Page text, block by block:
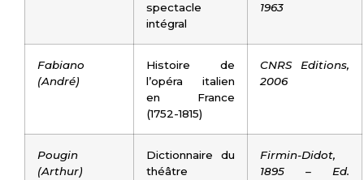
spectacle
intégral
1963
Fabiano
(André)
Histoire de
l’opéra italien
en France
(1752-1815)
CNRS Editions,
2006
Pougin
(Arthur)
Dictionnaire du
théâtre
Firmin-Didot,
1895 – Ed.